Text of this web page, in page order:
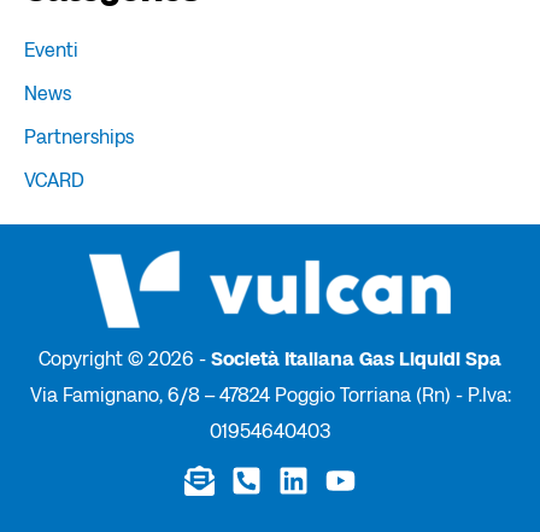
Eventi
News
Partnerships
VCARD
Copyright © 2026 - Società Italiana Gas Liquidi Spa
Via Famignano, 6/8 – 47824 Poggio Torriana (Rn) - P.Iva:
01954640403